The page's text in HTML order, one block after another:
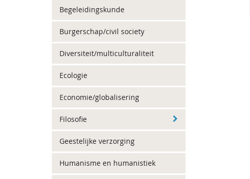
Begeleidingskunde
Burgerschap/civil society
Diversiteit/multiculturaliteit
Ecologie
Economie/globalisering
Filosofie
Geestelijke verzorging
Humanisme en humanistiek